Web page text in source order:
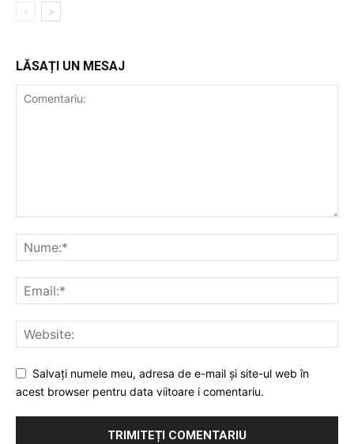
LĂSAȚI UN MESAJ
Salvați numele meu, adresa de e-mail și site-ul web în
acest browser pentru data viitoare i comentariu.